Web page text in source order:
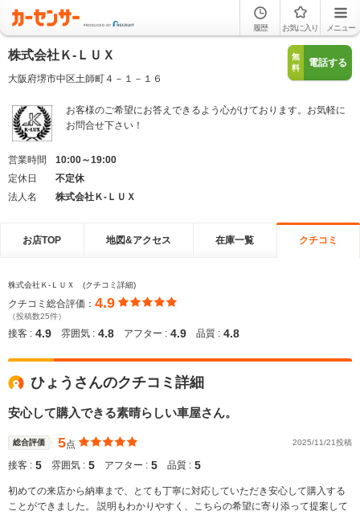
履歴 お気に入り メニュー
株式会社Ｋ‐ＬＵＸ
大阪府堺市中区土師町４－１－１６
無
料
電話する
お客様のご希望にお答えできるよう心がけております。お気軽に
お問合せ下さい！
営業時間
10:00～19:00
定休日
不定休
法人名
株式会社Ｋ‐ＬＵＸ
お店TOP 地図&アクセス 在庫一覧 クチコミ
株式会社Ｋ‐ＬＵＸ (クチコミ詳細)
クチコミ総合評価： 4.9
（投稿数25件）
接客 : 4.9 雰囲気 : 4.8 アフター : 4.9 品質 : 4.8
ひょうさんのクチコミ詳細
安心して購入できる素晴らしい車屋さん。
総合評価 5点 2025/11/21投稿
接客 : 5 雰囲気 : 5 アフター : 5 品質 : 5
初めての来店から納車まで、とても丁寧に対応していただき安心して購入する
ことができました。 説明もわかりやすく、こちらの希望に寄り添って提案して